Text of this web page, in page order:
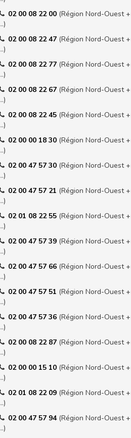
02 00 08 22 00 (Région Nord-Ouest
…)
02 00 08 22 47 (Région Nord-Ouest
…)
02 00 08 22 77 (Région Nord-Ouest
…)
02 00 08 22 67 (Région Nord-Ouest
…)
02 00 08 22 45 (Région Nord-Ouest
…)
02 00 00 18 30 (Région Nord-Ouest
…)
02 00 47 57 30 (Région Nord-Ouest
…)
02 00 47 57 21 (Région Nord-Ouest
…)
02 01 08 22 55 (Région Nord-Ouest
…)
02 00 47 57 39 (Région Nord-Ouest
…)
02 00 47 57 66 (Région Nord-Ouest
…)
02 00 47 57 51 (Région Nord-Ouest
…)
02 00 47 57 36 (Région Nord-Ouest
…)
02 00 08 22 87 (Région Nord-Ouest
…)
02 00 00 15 10 (Région Nord-Ouest
…)
02 01 08 22 09 (Région Nord-Ouest
…)
02 00 47 57 94 (Région Nord-Ouest
…)